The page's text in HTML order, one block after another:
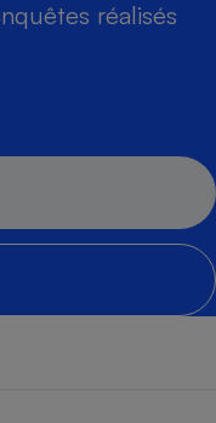
réalisés